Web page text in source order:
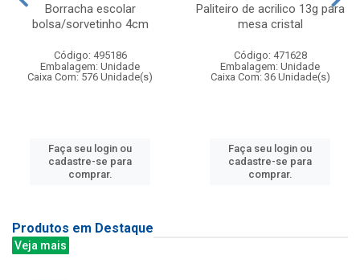
Borracha escolar
bolsa/sorvetinho 4cm
Código: 495186
Embalagem: Unidade
Caixa Com: 576 Unidade(s)
Faça seu login ou
cadastre-se para
comprar.
Paliteiro de acrilico 13g para
mesa cristal
Código: 471628
Embalagem: Unidade
Caixa Com: 36 Unidade(s)
Faça seu login ou
cadastre-se para
comprar.
Produtos em Destaque
Veja mais